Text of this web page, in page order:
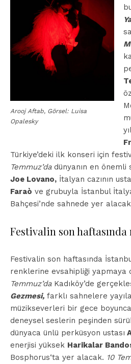
Arooj Aftab, Görsel: Luisa
Opalesky
Türkiye’deki ilk konseri için
Temmuz’dadünyanın en önemli
Joe Lovano, İtalyan cazının
Faraò ve grubuyla İstanbul
Bahçesi’nde sahnede yer
Festivalin son
Festivalin son haftasında
renklerine evsahipliği yapmaya
Temmuz’daKadıköy’de
Gezmesi, farklı sahnelere
müzikseverleri bir gece
deneysel seslerin peşinden
dünyaca ünlü perküsyon ustası
enerjisi yüksek Harikalar
Bosphorus‘ta yer alacak. 10